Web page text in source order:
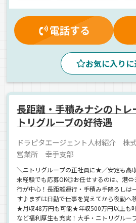
家族手当
交通費支給 有給休暇
マイカー通勤可
昇給 賞与
資格取得制度
労災保険 無事
カーナビ搭載 ETC搭載
パワーゲート
1人1台専用車
正社員
電話する
お気に入りに
長距離・手積みナシのト
トリグループの好待遇
ドラピタエージェント人材紹介 株
営業所 幸手支部
＼ニトリグループの正社員に★／安定も高
未経験でも応募OK◎お任せするのは、港⇔
行が中心！長距離運行・手積み手降ろしは
す♪まずは日勤で仕事を覚えてから夜勤へ
★月収48万円も可能★年収500万円以上も
など福利厚生も充実！大手・ニトリグルー